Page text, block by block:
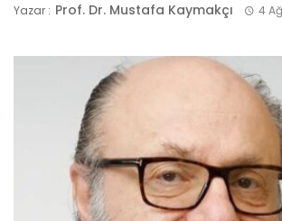
Yazar : Prof. Dr. Mustafa Kaymakçı 4